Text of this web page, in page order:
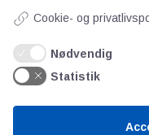
Videncentre
Cookie- og
Nødvendig
Statistik